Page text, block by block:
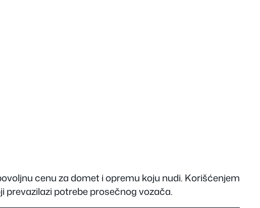
cenu za domet i opremu koju nudi. Korišćenjem
prevazilazi potrebe prosečnog vozača.